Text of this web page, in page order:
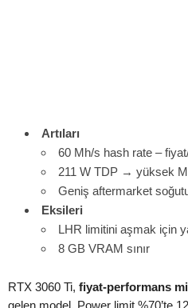
Artıları
60 Mh/s hash rate –
211 W TDP → yüksek
Geniş aftermarket
Eksileri
LHR limitini aşmak için
8 GB VRAM sınır
RTX 3060 Ti, fiyat-performans
gelen model. Power limit %70’te